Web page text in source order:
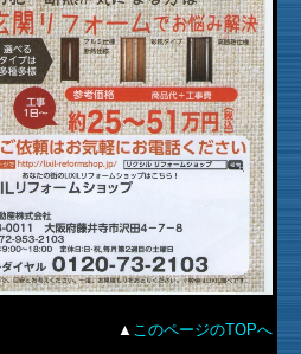
▲ このページのTOPへ